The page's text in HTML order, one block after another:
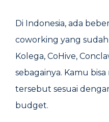
Di Indonesia, ada
coworking yang
Kolega, CoHive,
sebagainya. Kamu
tersebut sesuai
budget.